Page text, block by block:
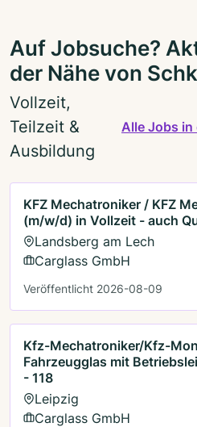
Auf Jobsuche?
der Nähe von
Vollzeit,
Teilzeit &
Ausbildung
Alle Jobs in
KFZ Mechatroniker / KFZ
(m/w/d) in Vollzeit - auch
Landsberg am Lech
Carglass GmbH
Veröffentlicht 2026-08-09
Kfz-Mechatroniker/Kfz-
Fahrzeugglas mit
- 118
Leipzig
Carglass GmbH